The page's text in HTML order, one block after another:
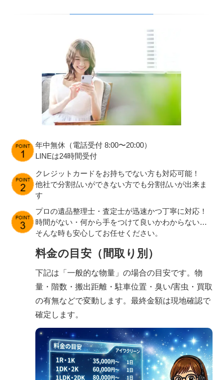
年中無休（電話受付 8:00〜20:00）
LINEは24時間受付
クレジットカードをお持ちでない方も対応可能！
他社で分割払いができない方でも分割払いが出来ま
す
プロの遺品整理士・査定士が迅速かつ丁寧に対応！
時間がない・何から手をつけて良いかわからない…
そんな時も安心してお任せください。
料金の目安（間取り別）
下記は「一般的な物量」の場合の目安です。物
量・階数・搬出距離・駐車位置・臭い/害虫・買取
の有無などで変動します。最終金額は現地確認で
確定します。